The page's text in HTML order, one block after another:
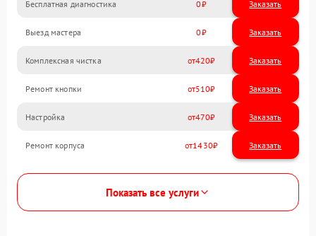
Бесплатная диагностика 0 Заказать
Выезд мастера 0 Заказать
Комплексная чистка 420
Ремонт кнопки 510
Настройка 470
Ремонт корпуса 1430
Показать все услуги